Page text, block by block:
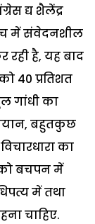
द्य शैलेंद्र
में संवेदनशील
रही है, यह बाद
40 प्रतिशत
गांधी का
बहुतकुछ
का
बचपन में
में तथा
चाहिए.